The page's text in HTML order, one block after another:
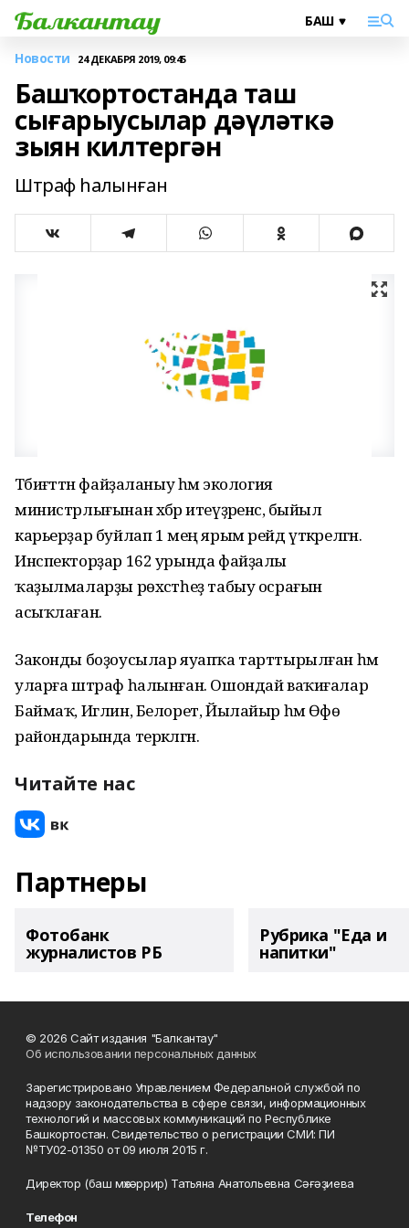
Новости 24 ДЕКАБРЯ 2019, 09:45
Башҡортостанда таш
сығарыусылар дәүләткә
зыян килтергән
Штраф һалынған
Тәбиғәттән файҙаланыу һәм экология
министрлығынан хәбәр итеүҙәренсә, быйыл
карьерҙар буйлап 1 мең ярым рейд үткәрелгән.
Инспекторҙар 162 урында файҙалы
ҡаҙылмаларҙы рөхсәтһеҙ табыу осрағын
асыҡлаған.
Законды боҙоусылар яуапҡа тарттырылған һәм
уларға штраф һалынған. Ошондай ваҡиғалар
Баймаҡ, Иглин, Белорет, Йылайыр һәм Өфө
райондарында теркәлгән.
Читайте нас
Партнеры
Фотобанк
журналистов РБ
Рубрика "Еда и
напитки"
© 2026 Сайт издания "Балкантау"
Об использовании персональных данных
Зарегистрировано Управлением Федеральной службой по
надзору законодательства в сфере связи, информационных
технологий и массовых коммуникаций по Республике
Башкортостан. Свидетельство о регистрации СМИ: ПИ
№ТУ02-01350 от 09 июля 2015 г.
Директор (баш мөхәррир) Татьяна Анатольевна Сәғәҙиева
Телефон